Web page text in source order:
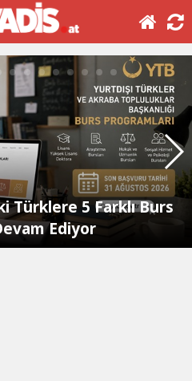
Türklere 5 Farklı Burs
Ediyor